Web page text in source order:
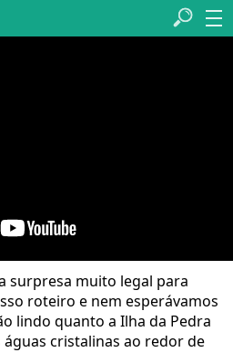
surpresa muito legal para
roteiro e nem esperávamos
lindo quanto a Ilha da Pedra
águas cristalinas ao redor de